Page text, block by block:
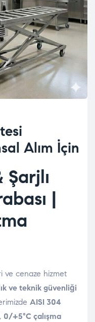
Alım İçin
|
ve cenaze hizmet
ve teknik güvenliği
AISI 304
, 0/+5°C çalışma